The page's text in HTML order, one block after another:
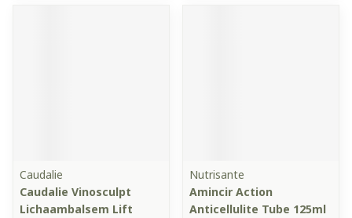
Caudalie
Caudalie Vinosculpt
Lichaambalsem Lift
Nutrisante
Amincir Action
Anticellulite Tube 125ml